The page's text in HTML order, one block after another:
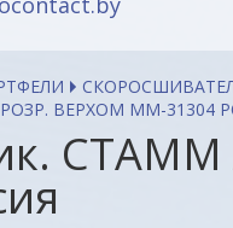
ВЕРХОМ ММ-31304